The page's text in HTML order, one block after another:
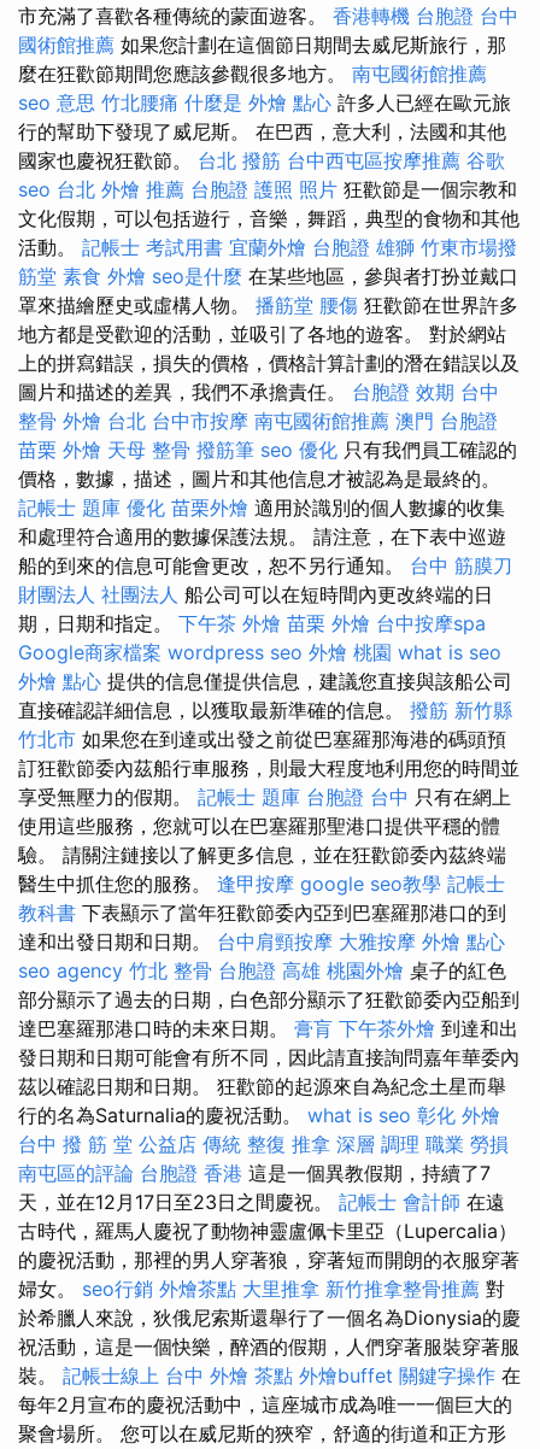
市充滿了喜歡各種傳統的蒙面遊客。 香港轉機 台胞證 台中
國術館推薦 如果您計劃在這個節日期間去威尼斯旅行，那
麼在狂歡節期間您應該參觀很多地方。 南屯國術館推薦
seo 意思 竹北腰痛 什麼是 外燴 點心 許多人已經在歐元旅
行的幫助下發現了威尼斯。 在巴西，意大利，法國和其他
國家也慶祝狂歡節。 台北 撥筋 台中西屯區按摩推薦 谷歌
seo 台北 外燴 推薦 台胞證 護照 照片 狂歡節是一個宗教和
文化假期，可以包括遊行，音樂，舞蹈，典型的食物和其他
活動。 記帳士 考試用書 宜蘭外燴 台胞證 雄獅 竹東市場撥
筋堂 素食 外燴 seo是什麼 在某些地區，參與者打扮並戴口
罩來描繪歷史或虛構人物。 播筋堂 腰傷 狂歡節在世界許多
地方都是受歡迎的活動，並吸引了各地的遊客。 對於網站
上的拼寫錯誤，損失的價格，價格計算計劃的潛在錯誤以及
圖片和描述的差異，我們不承擔責任。 台胞證 效期 台中
整骨 外燴 台北 台中市按摩 南屯國術館推薦 澳門 台胞證
苗栗 外燴 天母 整骨 撥筋筆 seo 優化 只有我們員工確認的
價格，數據，描述，圖片和其他信息才被認為是最終的。
記帳士 題庫 優化 苗栗外燴 適用於識別的個人數據的收集
和處理符合適用的數據保護法規。 請注意，在下表中巡遊
船的到來的信息可能會更改，恕不另行通知。 台中 筋膜刀
財團法人 社團法人 船公司可以在短時間內更改終端的日
期，日期和指定。 下午茶 外燴 苗栗 外燴 台中按摩spa
Google商家檔案 wordpress seo 外燴 桃園 what is seo
外燴 點心 提供的信息僅提供信息，建議您直接與該船公司
直接確認詳細信息，以獲取最新準確的信息。 撥筋 新竹縣
竹北市 如果您在到達或出發之前從巴塞羅那海港的碼頭預
訂狂歡節委內茲船行車服務，則最大程度地利用您的時間並
享受無壓力的假期。 記帳士 題庫 台胞證 台中 只有在網上
使用這些服務，您就可以在巴塞羅那聖港口提供平穩的體
驗。 請關注鏈接以了解更多信息，並在狂歡節委內茲終端
醫生中抓住您的服務。 逢甲按摩 google seo教學 記帳士
教科書 下表顯示了當年狂歡節委內亞到巴塞羅那港口的到
達和出發日期和日期。 台中肩頸按摩 大雅按摩 外燴 點心
seo agency 竹北 整骨 台胞證 高雄 桃園外燴 桌子的紅色
部分顯示了過去的日期，白色部分顯示了狂歡節委內亞船到
達巴塞羅那港口時的未來日期。 膏肓 下午茶外燴 到達和出
發日期和日期可能會有所不同，因此請直接詢問嘉年華委內
茲以確認日期和日期。 狂歡節的起源來自為紀念土星而舉
行的名為Saturnalia的慶祝活動。 what is seo 彰化 外燴
台中 撥 筋 堂 公益店 傳統 整復 推拿 深層 調理 職業 勞損
南屯區的評論 台胞證 香港 這是一個異教假期，持續了7
天，並在12月17日至23日之間慶祝。 記帳士 會計師 在遠
古時代，羅馬人慶祝了動物神靈盧佩卡里亞（Lupercalia）
的慶祝活動，那裡的男人穿著狼，穿著短而開朗的衣服穿著
婦女。 seo行銷 外燴茶點 大里推拿 新竹推拿整骨推薦 對
於希臘人來說，狄俄尼索斯還舉行了一個名為Dionysia的慶
祝活動，這是一個快樂，醉酒的假期，人們穿著服裝穿著服
裝。 記帳士線上 台中 外燴 茶點 外燴buffet 關鍵字操作 在
每年2月宣布的慶祝活動中，這座城市成為唯一一個巨大的
聚會場所。 您可以在威尼斯的狹窄，舒適的街道和正方形